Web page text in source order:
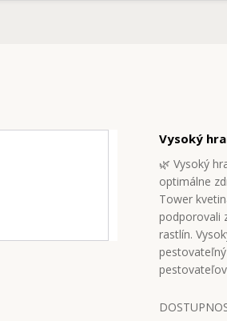
Vysoký
🌿 Vysoký
optimálne
Tower
podporovali
rastlín.